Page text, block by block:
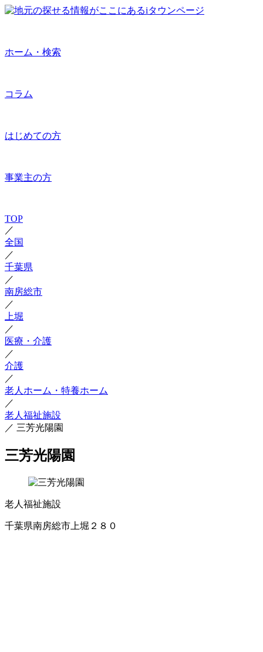
ホーム・検索
コラム
はじめての方
事業主の方
TOP
／
全国
／
千葉県
／
南房総市
／
上堀
／
医療・介護
／
介護
／
老人ホーム・特養ホーム
／
老人福祉施設
／ 三芳光陽園
三芳光陽園
老人福祉施設
千葉県南房総市上堀２８０